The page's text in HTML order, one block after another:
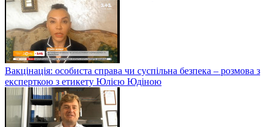
Вакцінація: особиста справа чи суспільна безпека – розмова з
експерткою з етикету Юлією Юдіною